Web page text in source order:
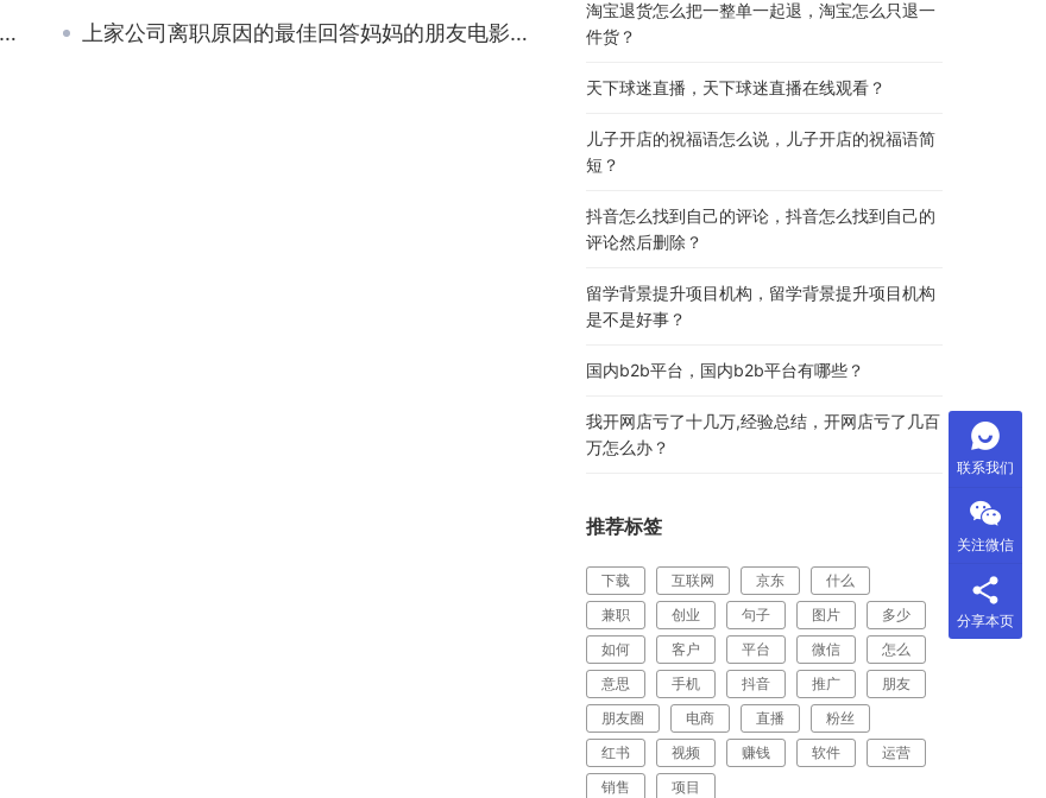
上家公司离职原因的最佳回答妈妈的朋友电影，被问到上家公司的离职原因
淘宝退货怎么把一整单一起退，淘宝怎么只退一
件货？
天下球迷直播，天下球迷直播在线观看？
儿子开店的祝福语怎么说，儿子开店的祝福语简
短？
抖音怎么找到自己的评论，抖音怎么找到自己的
评论然后删除？
留学背景提升项目机构，留学背景提升项目机构
是不是好事？
国内b2b平台，国内b2b平台有哪些？
我开网店亏了十几万,经验总结，开网店亏了几百
万怎么办？
推荐标签
下载 互联网 京东
什么
兼职
创业 句子 图片
多少
如何
客户 平台 微信
怎么
意思
手机 抖音 推广
朋友
朋友圈
电商 直播
粉丝
红书
视频 赚钱 软件
运营
销售
项目
联系我们
关注微信
分享本页